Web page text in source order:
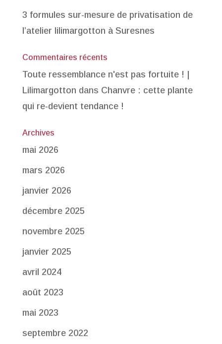
3 formules sur-mesure de privatisation de
l’atelier lilimargotton à Suresnes
Commentaires récents
Toute ressemblance n'est pas fortuite ! |
Lilimargotton dans Chanvre : cette plante
qui re-devient tendance !
Archives
mai 2026
mars 2026
janvier 2026
décembre 2025
novembre 2025
janvier 2025
avril 2024
août 2023
mai 2023
septembre 2022